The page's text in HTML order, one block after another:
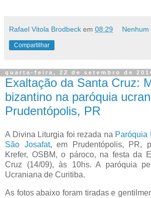
Rafael Vitola Brodbeck em 08:29 Nenhum
Compartilhar
quarta-feira, 22 de setembro de
Exaltação da Santa Cruz:
bizantino na paróquia
Prudentópolis, PR
A Divina Liturgia foi rezada na Paróquia
São Josafat, em Prudentópolis, PR,
Krefer, OSBM, o pároco, na festa da
Cruz (14/09), às 10hs. A paróquia
Ucraniana de Curitiba.
As fotos abaixo foram tiradas e